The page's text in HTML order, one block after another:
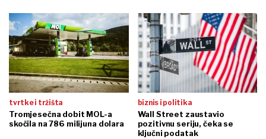
tvrtke i tržišta
Tromjesečna dobit MOL-a
skočila na 786 milijuna dolara
biznis i politika
Wall Street zaustavio
pozitivnu seriju, čeka se
ključni podatak